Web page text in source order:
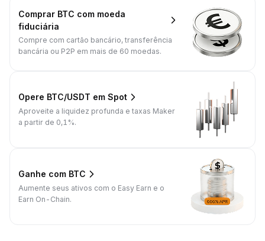
Comprar BTC com moeda
fiduciária
Compre com cartão bancário, transferência
bancária ou P2P em mais de 60 moedas.
Opere BTC/USDT em Spot
Aproveite a liquidez profunda e taxas Maker
a partir de 0,1%.
Ganhe com BTC
Aumente seus ativos com o Easy Earn e o
Earn On-Chain.